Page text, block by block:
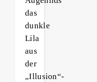
das
dunkle
Lila
aus
der
„Illusion“-